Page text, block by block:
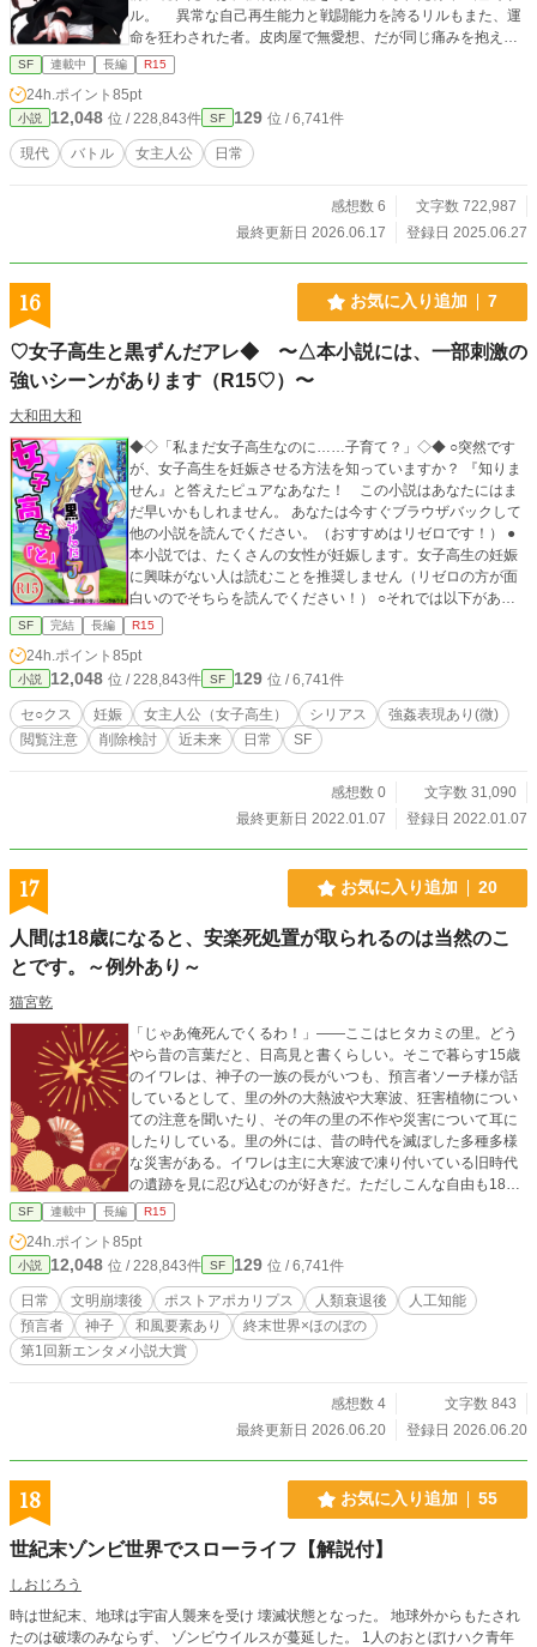
ル。 異常な自己再生能力と戦闘能力を誇るリルもまた、運
命を狂わされた者。皮肉屋で無愛想、だが同じ痛みを抱える
その姿に、レイラの心は次第に揺れていく。 龍化、因子暴
走、精神汚染。 戦う度に体が壊れ、心が削れていく。 そ
れでも、人間であり続けるために立ち向かう。 特異生物と
戦いながら人としての在り方を求める、少しだけ痛くて少し
だけあたたかい現代SF(すこし・ふしぎ)物語。 ※現在、過去
に公開したお話を更に読みやすくなるよう加筆修正していま
SF 連載中 長編 R15
24h.ポイント 85pt
小説 12,048 位 / 228,843件 SF 129 位 / 6,741件
現代 バトル 女主人公 日常
感想数 6
文字数 722,987
最終更新日 2026.06.17
登録日 2025.06.27
16 お気に入り追加 7
♡女子高生と黒ずんだアレ◆ 〜△本小説には、一部刺激の
強いシーンがあります（R15♡）〜
大和田大和
◆◇「私まだ女子高生なのに……子育て？」◇◆ ○突然です
が、女子高生を妊娠させる方法を知っていますか？ 『知りま
せん』と答えたピュアなあなた！ この小説はあなたにはま
だ早いかもしれません。 あなたは今すぐブラウザバックして
他の小説を読んでください。（おすすめはリゼロです！） ●
本小説では、たくさんの女性が妊娠します。女子高生の妊娠
に興味がない人は読むことを推奨しません（リゼロの方が面
白いのでそちらを読んでください！） ○それでは以下があら
すじと本編の妊娠シーンです。（リゼロが見たい方はブラバ
して、長月達平で検索してください！） ◆◇【あらすじ】◇
◆ 世界中に突如、謎の黒い箱が出現した。 それは大きさ三〇
立法センチほど。 宛名も差出人もなく、ただ『開けないで
ね』とだけ書かれている。 ある箱は公園のベンチの上に置か
れ、別の箱は浜辺に流れ着き、また別の箱は普通にポストに
届いたりした。 箱を開けるとその中には、気持ちがいいこと
子高生が子作りと子育てをするお話。 ◆◇【妊娠】◇◆ 男は
白いシーツがかかったベッドを指差し、私にこう言った。
た。 「嬢ちゃんはベッドでの経験はあるのか？」 私は首を横
から……よ？」 男は、ニヤケ面で私の体に視線を這わせた。
太もも、胸の谷間、そして股間のあたりをジロジロと見られ
セック（本編へ続く♡）」 （◎本小説は、カクヨムなどで重
複投稿しています。詳しくはプロフで）
SF 完結 長編 R15
24h.ポイント 85pt
小説 12,048 位 / 228,843件 SF 129 位 / 6,741件
セ○クス 妊娠 女主人公（女子高生） シリアス
強姦表現あり(微)
閲覧注意
削除検討 近未来 日常 SF
感想数 0
文字数 31,090
最終更新日 2022.01.07
登録日 2022.01.07
17 お気に入り追加 20
人間は18歳になると、安楽死処置が取られるのは当然のこ
とです。～例外あり～
猫宮乾
「じゃあ俺死んでくるわ！」――ここはヒタカミの里。どう
やら昔の言葉だと、日高見と書くらしい。そこで暮らす15歳
のイワレは、神子の一族の長がいつも、預言者ソーチ様が話
しているとして、里の外の大熱波や大寒波、狂害植物につい
ての注意を聞いたり、その年の里の不作や災害について耳に
したりしている。里の外には、昔の時代を滅ぼした多種多様
な災害がある。イワレは主に大寒波で凍り付いている旧時代
の遺跡を見に忍び込むのが好きだ。ただしこんな自由も18歳
まで。人間は18歳になると一部の例外を除いて安楽死処置を
させられて、遺伝子というのを残して灰になる。その遺伝子
から、神子の一族が不思議な力で新たな赤子を里にもたら
す。それが常識だ。その日も普通に過ごしていたある日、イ
ワレは神子一族の子どもであるカヨミと出会う。※終末×ほの
ぼの×和（庶民は弥生、一部は平安頃の文化）のお話です。ほ
のぼのエンドです（世界観が世界観ですので大団円というこ
とはないですが、個人的にはハッピーエンドだと思ってま
SF 連載中 長編 R15
24h.ポイント 85pt
小説 12,048 位 / 228,843件 SF 129 位 / 6,741件
日常 文明崩壊後 ポストアポカリプス 人類衰退後
人工知能
預言者
神子 和風要素あり
終末世界×ほのぼの
第1回新エンタメ小説大賞
感想数 4
文字数 843
最終更新日 2026.06.20
登録日 2026.06.20
18 お気に入り追加 55
世紀末ゾンビ世界でスローライフ【解説付】
しおじろう
時は世紀末、地球は宇宙人襲来を受け 壊滅状態となった。 地球外からもたされ
たのは破壊のみならず、 ゾンビウイルスが蔓延した。 1人のおとぼけハク青年